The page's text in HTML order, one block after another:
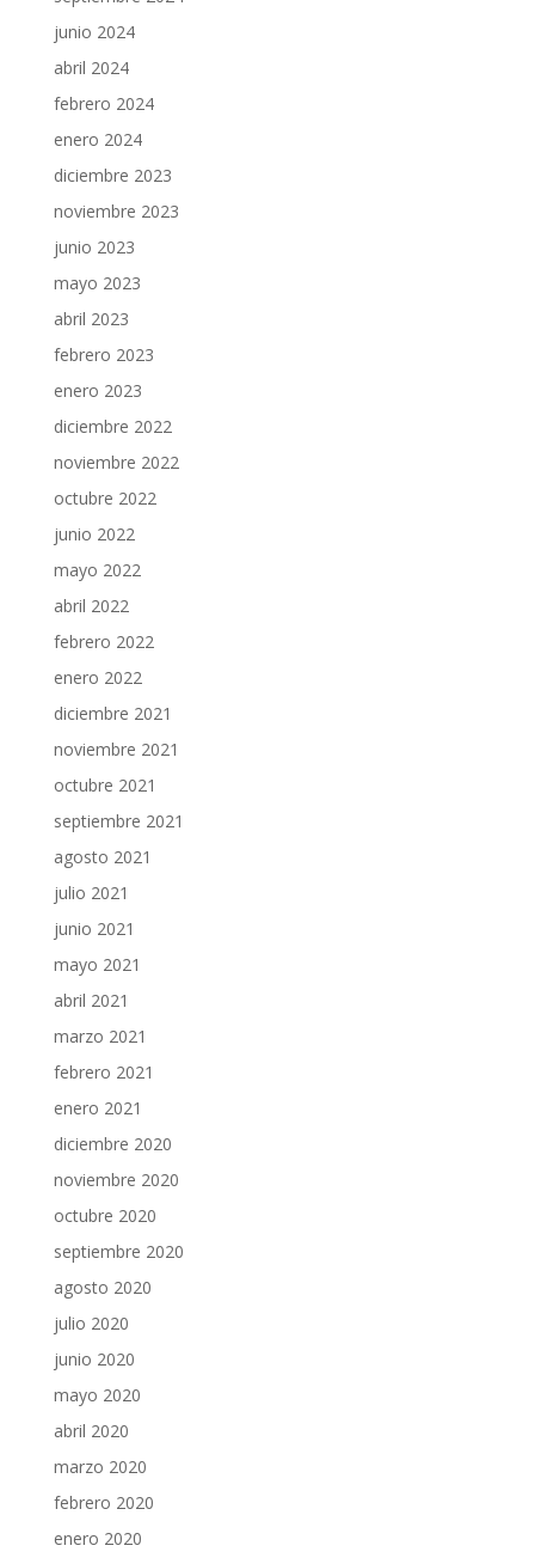
junio 2024
abril 2024
febrero 2024
enero 2024
diciembre 2023
noviembre 2023
junio 2023
mayo 2023
abril 2023
febrero 2023
enero 2023
diciembre 2022
noviembre 2022
octubre 2022
junio 2022
mayo 2022
abril 2022
febrero 2022
enero 2022
diciembre 2021
noviembre 2021
octubre 2021
septiembre 2021
agosto 2021
julio 2021
junio 2021
mayo 2021
abril 2021
marzo 2021
febrero 2021
enero 2021
diciembre 2020
noviembre 2020
octubre 2020
septiembre 2020
agosto 2020
julio 2020
junio 2020
mayo 2020
abril 2020
marzo 2020
febrero 2020
enero 2020